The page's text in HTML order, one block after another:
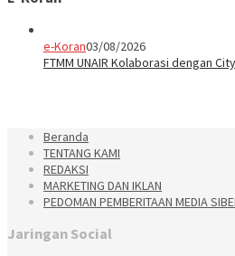
e-Koran03/08/2026
FTMM UNAIR Kolaborasi dengan
Beranda
TENTANG KAMI
REDAKSI
MARKETING DAN IKLAN
PEDOMAN PEMBERITAAN MEDIA
Jaringan Social